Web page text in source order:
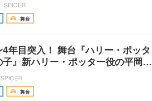
SPICER
舞台
4年目突入！ 舞台『ハリー・ポッタ
子』新ハリー・ポッター役の平岡…
舞台